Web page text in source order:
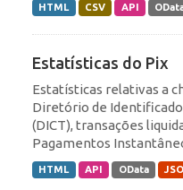
HTML CSV API
Estatísticas do Pix
Estatísticas relativas a
Diretório de
(DICT), transações
Pagamentos
HTML API OData